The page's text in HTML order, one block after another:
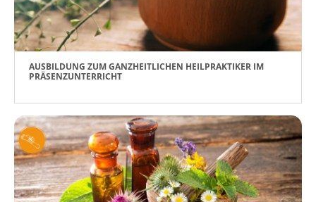
AUSBILDUNG ZUM GANZHEITLICHEN HEILPRAKTIKER IM
PRÄSENZUNTERRICHT